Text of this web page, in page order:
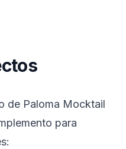
de Paloma Mocktail
para